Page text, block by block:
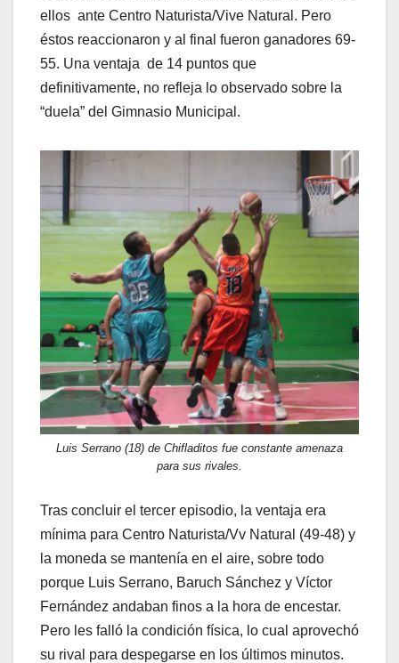
ellos ante Centro Naturista/Vive Natural. Pero
éstos reaccionaron y al final fueron ganadores 69-
55. Una ventaja de 14 puntos que
definitivamente, no refleja lo observado sobre la
“duela” del Gimnasio Municipal.
Luis Serrano (18) de Chifladitos fue constante amenaza
para sus rivales.
Tras concluir el tercer episodio, la ventaja era
mínima para Centro Naturista/Vv Natural (49-48) y
la moneda se mantenía en el aire, sobre todo
porque Luis Serrano, Baruch Sánchez y Víctor
Fernández andaban finos a la hora de encestar.
Pero les falló la condición física, lo cual aprovechó
su rival para despegarse en los últimos minutos.